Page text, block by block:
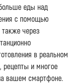
еды над
с помощью
через
в реальном
рецепты и многое
вашем смартфоне.